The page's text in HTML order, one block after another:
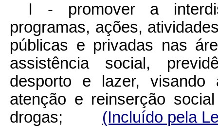
I - promover a
programas, ações,
públicas e privadas nas
assistência social,
desporto e lazer,
atenção e reinserção
drogas; (Incluído pela